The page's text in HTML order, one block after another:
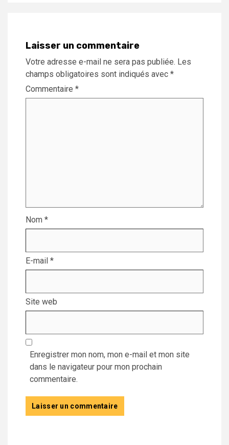
Laisser un commentaire
Votre adresse e-mail ne sera pas publiée. Les
champs obligatoires sont indiqués avec *
Commentaire *
Nom *
E-mail *
Site web
Enregistrer mon nom, mon e-mail et mon site
dans le navigateur pour mon prochain
commentaire.